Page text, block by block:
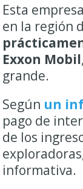
Esta
en la región
Exxon Mobil
grande.
Según un
pago de
de los
informativa.